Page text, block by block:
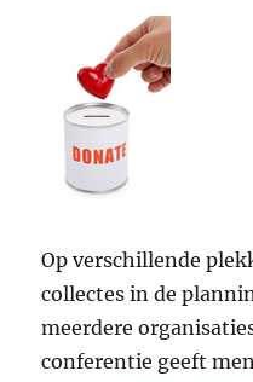
Op verschillende
collectes in de
meerdere
conferentie geeft